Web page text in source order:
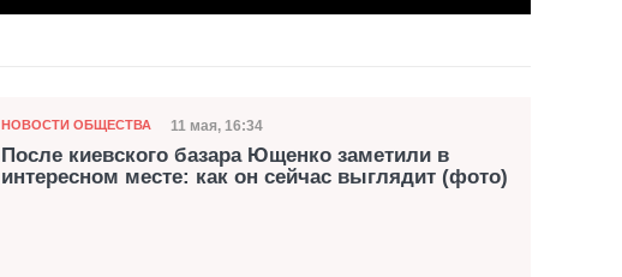
Категория
НОВОСТИ ОБЩЕСТВА Дата публикации
11 мая, 16:34
После киевского базара Ющенко заметили в
интересном месте: как он сейчас выглядит (фото)